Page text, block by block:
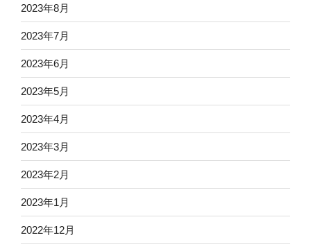
2023年8月
2023年7月
2023年6月
2023年5月
2023年4月
2023年3月
2023年2月
2023年1月
2022年12月